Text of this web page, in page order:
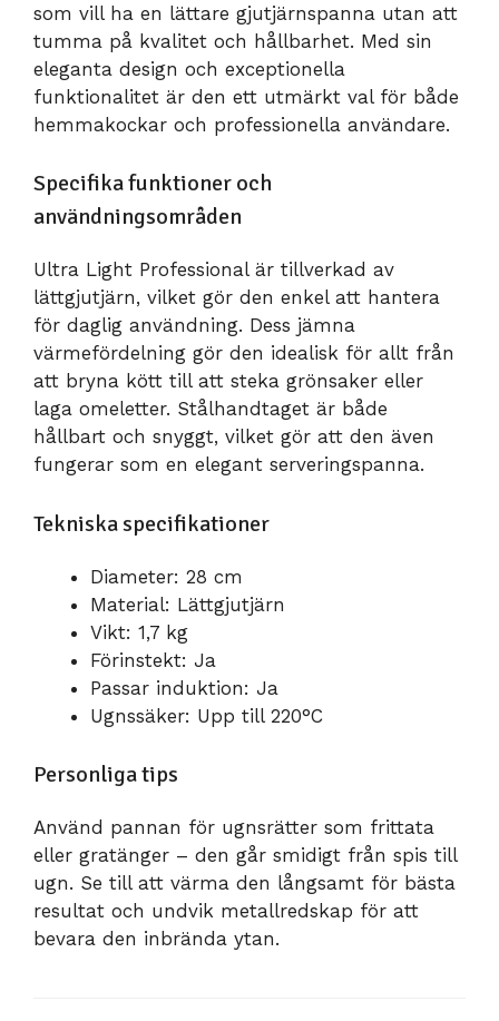
som vill ha en lättare gjutjärnspanna utan att
tumma på kvalitet och hållbarhet. Med sin
eleganta design och exceptionella
funktionalitet är den ett utmärkt val för både
hemmakockar och professionella användare.
Specifika funktioner och
användningsområden
Ultra Light Professional är tillverkad av
lättgjutjärn, vilket gör den enkel att hantera
för daglig användning. Dess jämna
värmefördelning gör den idealisk för allt från
att bryna kött till att steka grönsaker eller
laga omeletter. Stålhandtaget är både
hållbart och snyggt, vilket gör att den även
fungerar som en elegant serveringspanna.
Tekniska specifikationer
Diameter: 28 cm
Material: Lättgjutjärn
Vikt: 1,7 kg
Förinstekt: Ja
Passar induktion: Ja
Ugnssäker: Upp till 220°C
Personliga tips
Använd pannan för ugnsrätter som frittata
eller gratänger – den går smidigt från spis till
ugn. Se till att värma den långsamt för bästa
resultat och undvik metallredskap för att
bevara den inbrända ytan.